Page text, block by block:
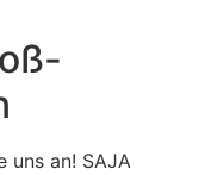
uns an! SAJA